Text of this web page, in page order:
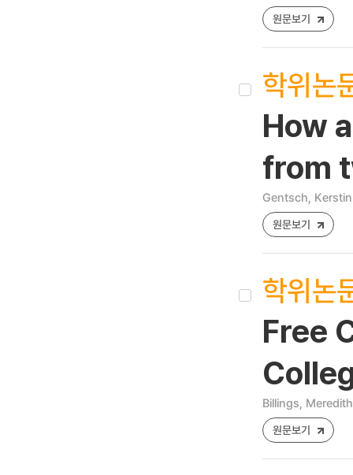
원문보기
학위논
How
from
Gentsch, Kerstin
원문보기
학위논
Free
Billings,
원문보기